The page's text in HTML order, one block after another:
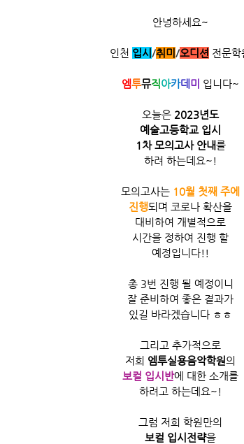
안녕하세요~
인천 입시 /취미 /​오디션 전문학
엠투뮤직아카데 미 입니다~
오늘은 2023년도
예술고등학교 입시
1차 모의고사 안내를
하려 하는데요~!
모의고사는 10월 첫째 주에
진행되며 코로나 확산을
대비하여 개별적으로
시간을 정하여 진행 할
예정입니다!!
총 3번 진행 될 예정이니
잘 준비하여 좋은 결과가
있길 바라겠습니다 ㅎㅎ
그리고 추가적으로
저희 엠투실용음악학원의
보컬 입시반에 대한 소개를
하려고 하는데요~!
그럼 저희 학원만의
보컬 입시전략을